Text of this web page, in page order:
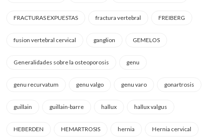
FRACTURAS EXPUESTAS fractura vertebral FREIBERG
fusion vertebral cervical ganglion GEMELOS
Generalidades sobre la osteoporosis genu
genu recurvatum genu valgo genu varo gonartrosis
guillain guillain-barre hallux hallux valgus
HEBERDEN HEMARTROSIS hernia Hernia cervical